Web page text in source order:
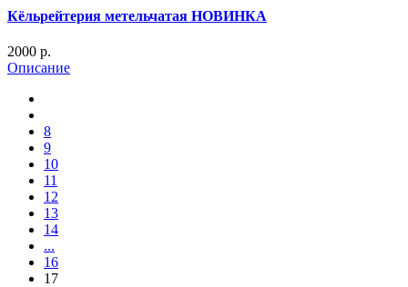
Кёльрейтерия метельчатая НОВИНКА
2000 p.
Описание
8
9
10
11
12
13
14
...
16
17